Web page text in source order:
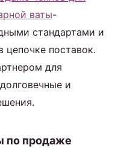
ваты-
стандартами и
поставок.
для
и
по продаже